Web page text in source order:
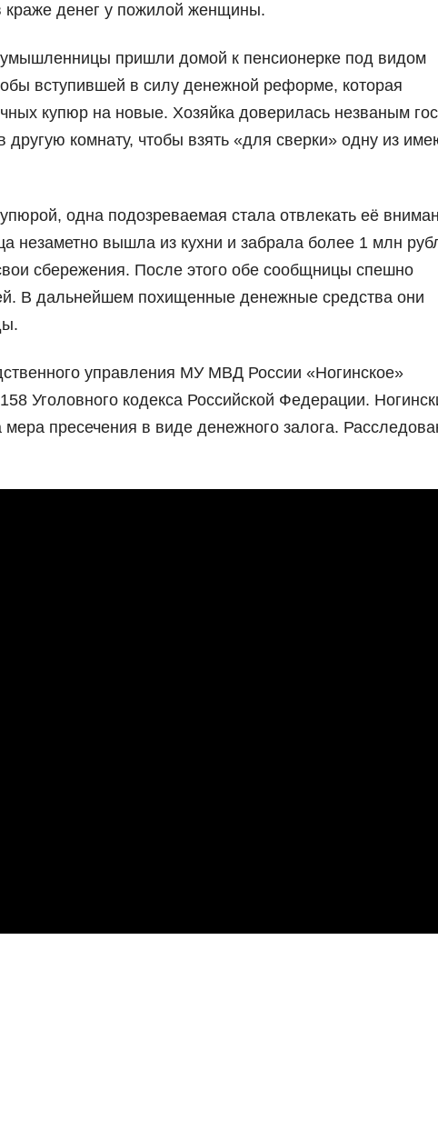
краже денег у пожилой женщины.
пришли домой к пенсионерке под видом
вступившей в силу денежной реформе, которая
купюр на новые. Хозяйка доверилась незваным
комнату, чтобы взять «для сверки» одну из
одна подозреваемая стала отвлекать её
незаметно вышла из кухни и забрала более 1 млн
сбережения. После этого обе сообщницы спешно
В дальнейшем похищенные денежные средства они
управления МУ МВД России «Ногинское»
Уголовного кодекса Российской Федерации.
пресечения в виде денежного залога.